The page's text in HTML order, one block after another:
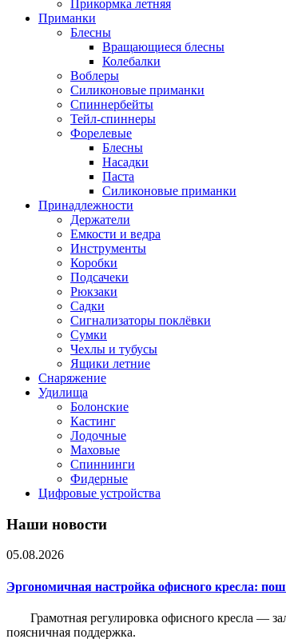
Прикормка летняя
Приманки
Блесны
Вращающиеся блесны
Колебалки
Воблеры
Силиконовые приманки
Спиннербейты
Тейл-спиннеры
Форелевые
Блесны
Насадки
Паста
Силиконовые приманки
Принадлежности
Держатели
Емкости и ведра
Инструменты
Коробки
Подсачеки
Рюкзаки
Садки
Сигнализаторы поклёвки
Сумки
Чехлы и тубусы
Ящики летние
Снаряжение
Удилища
Болонские
Кастинг
Лодочные
Маховые
Спиннинги
Фидерные
Цифровые устройства
Наши новости
05.08.2026
Эргономичная настройка офисного кресла:
Грамотная регулировка офисного кресла —
поясничная поддержка.